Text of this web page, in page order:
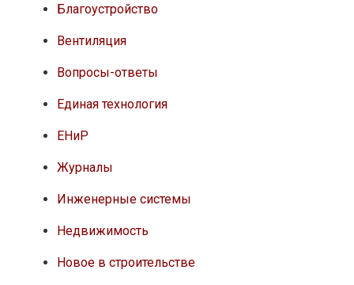
Благоустройство
Вентиляция
Вопросы-ответы
Единая технология
ЕНиР
Журналы
Инженерные системы
Недвижимость
Новое в строительстве